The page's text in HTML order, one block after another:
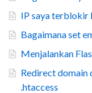
IP saya terblokir
Bagaimana set
Menjalankan
Redirect domain
.htaccess